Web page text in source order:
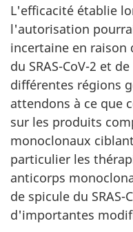
L'efficacité établie
l'autorisation
incertaine en raison
du SRAS-CoV-2 et
différentes régions
attendons à ce que
sur les produits
monoclonaux ciblant
particulier les
anticorps
de spicule du SRAS-
d'importantes